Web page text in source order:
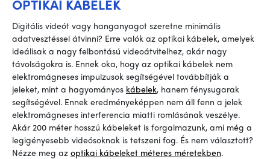
OPTIKAI KÁBELEK
Digitális videót vagy hanganyagot szeretne minimális
adatvesztéssel átvinni? Erre valók az optikai kábelek, amelyek
ideálisak a nagy felbontású videoátvitelhez, akár nagy
távolságokra is. Ennek oka, hogy az optikai kábelek nem
elektromágneses impulzusok segítségével továbbítják a
jeleket, mint a hagyományos kábelek, hanem fénysugarak
segítségével. Ennek eredményeképpen nem áll fenn a jelek
elektromágneses interferencia miatti romlásának veszélye.
Akár 200 méter hosszú kábeleket is forgalmazunk, ami még a
legigényesebb videósoknak is tetszeni fog. És nem választott?
Nézze meg az optikai kábeleket méteres méretekben.